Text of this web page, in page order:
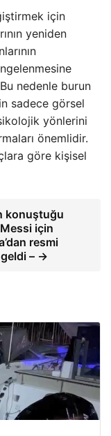
için
yeniden
nedenle burun
sadece görsel
yönlerini
önemlidir.
göre kişisel
konuştuğu
için
resmi
geldi – →